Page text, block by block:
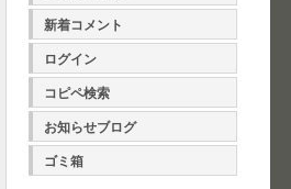
新着コメント
ログイン
コピペ検索
お知らせブログ
ゴミ箱